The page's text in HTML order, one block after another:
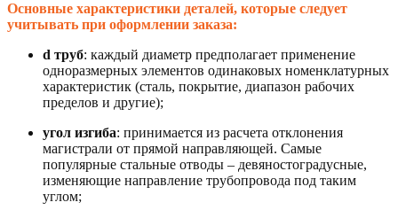
Основные характеристики деталей, которые следует
учитывать при оформлении заказа:
d труб: каждый диаметр предполагает применение
одноразмерных элементов одинаковых номенклатурных
характеристик (сталь, покрытие, диапазон рабочих
пределов и другие);
угол изгиба: принимается из расчета отклонения
магистрали от прямой направляющей. Самые
популярные стальные отводы – девяностоградусные,
изменяющие направление трубопровода под таким
углом;